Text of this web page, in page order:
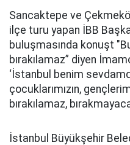
Sancaktepe ve
ilçe turu yapan İBB
buluşmasında konuşt
bırakılamaz” diyen
‘İstanbul benim
çocuklarımızın,
bırakılamaz,
İstanbul Büyükşehir